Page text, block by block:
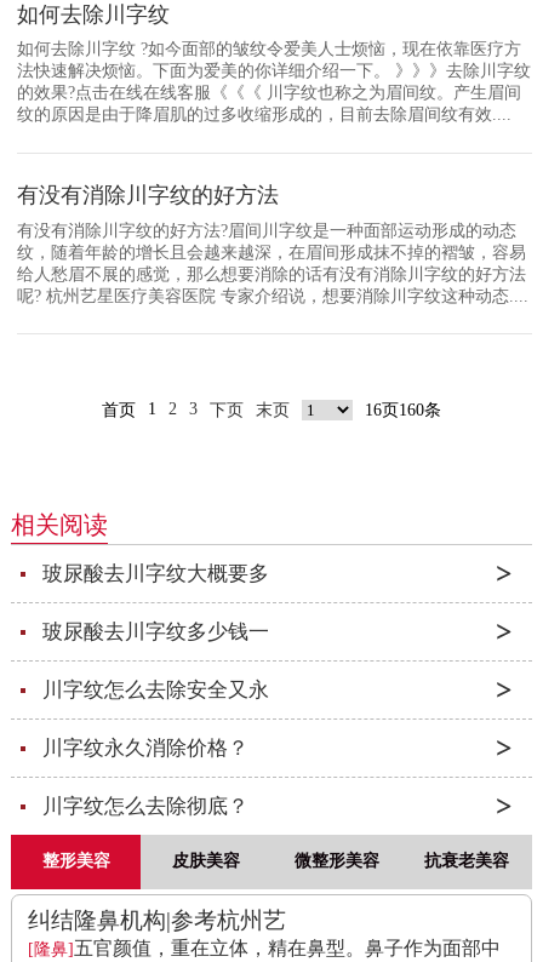
如何去除川字纹
如何去除川字纹 ?如今面部的皱纹令爱美人士烦恼，现在依靠医疗方
法快速解决烦恼。下面为爱美的你详细介绍一下。 》》》去除川字纹
的效果?点击在线在线客服《《《 川字纹也称之为眉间纹。产生眉间
纹的原因是由于降眉肌的过多收缩形成的，目前去除眉间纹有效....
有没有消除川字纹的好方法
有没有消除川字纹的好方法?眉间川字纹是一种面部运动形成的动态
纹，随着年龄的增长且会越来越深，在眉间形成抹不掉的褶皱，容易
给人愁眉不展的感觉，那么想要消除的话有没有消除川字纹的好方法
呢? 杭州艺星医疗美容医院 专家介绍说，想要消除川字纹这种动态....
首页 1 2 3 下页 末页 16页160条
相关阅读
玻尿酸去川字纹大概要多
玻尿酸去川字纹多少钱一
川字纹怎么去除安全又永
川字纹永久消除价格？
川字纹怎么去除彻底？
整形美容 皮肤美容 微整形美容 抗衰老美容
纠结隆鼻机构|参考杭州艺
[隆鼻]五官颜值，重在立体，精在鼻型。鼻子作为面部中